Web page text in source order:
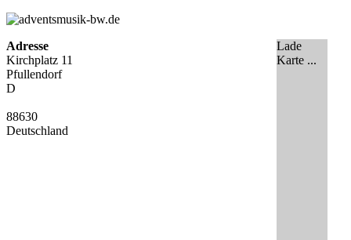
Lade
Karte ...
Adresse
Kirchplatz 11
Pfullendorf
D
88630
Deutschland